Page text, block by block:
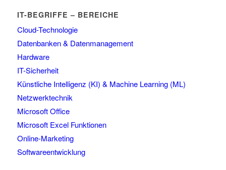
IT-BEGRIFFE – BEREICHE
Cloud-Technologie
Datenbanken & Datenmanagement
Hardware
IT-Sicherheit
Künstliche Intelligenz (KI) & Machine Learning (ML)
Netzwerktechnik
Microsoft Office
Microsoft Excel Funktionen
Online-Marketing
Softwareentwicklung